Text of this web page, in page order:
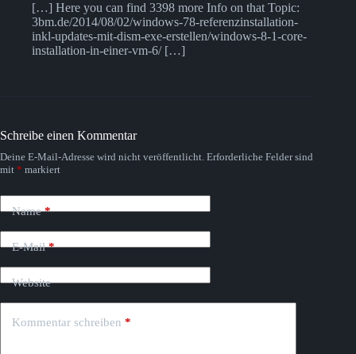
[…] Here you can find 3398 more Info on that Topic:
3bm.de/2014/08/02/windows-78-referenzinstallation-
inkl-updates-mit-dism-exe-erstellen/windows-8-1-core-
installation-in-einer-vm-6/ […]
Schreibe einen Kommentar
Deine E-Mail-Adresse wird nicht veröffentlicht. Erforderliche Felder sind
mit * markiert
Name*
E-Mail*
Website
Kommentar schreiben *